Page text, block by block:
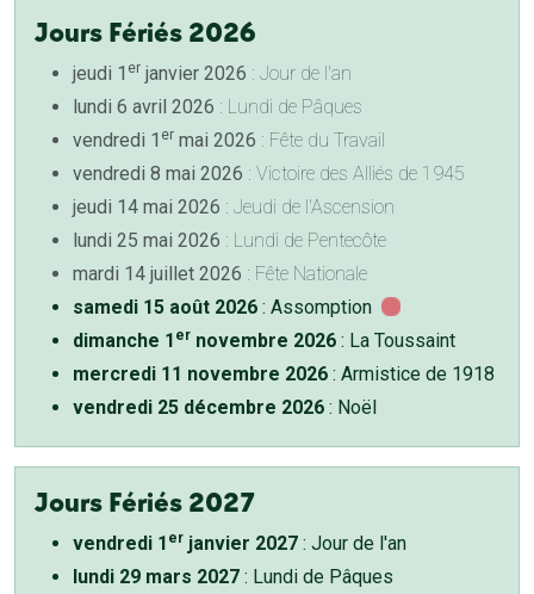
Jours Fériés 2026
jeudi 1 er janvier 2026 : Jour de l'an
lundi 6 avril 2026 : Lundi de Pâques
vendredi 1 er mai 2026 : Fête du Travail
vendredi 8 mai 2026 : Victoire des Alliés de 1945
jeudi 14 mai 2026 : Jeudi de l'Ascension
lundi 25 mai 2026 : Lundi de Pentecôte
mardi 14 juillet 2026 : Fête Nationale
samedi 15 août 2026 : Assomption
dimanche 1 er novembre 2026 : La Toussaint
mercredi 11 novembre 2026 : Armistice de 1918
vendredi 25 décembre 2026 : Noël
Jours Fériés 2027
vendredi 1 er janvier 2027 : Jour de l'an
lundi 29 mars 2027 : Lundi de Pâques